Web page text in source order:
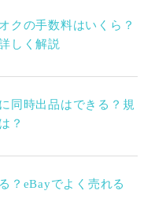
クの手数料はいくら？
しく解説
同時出品はできる？規
？
？eBayでよく売れる